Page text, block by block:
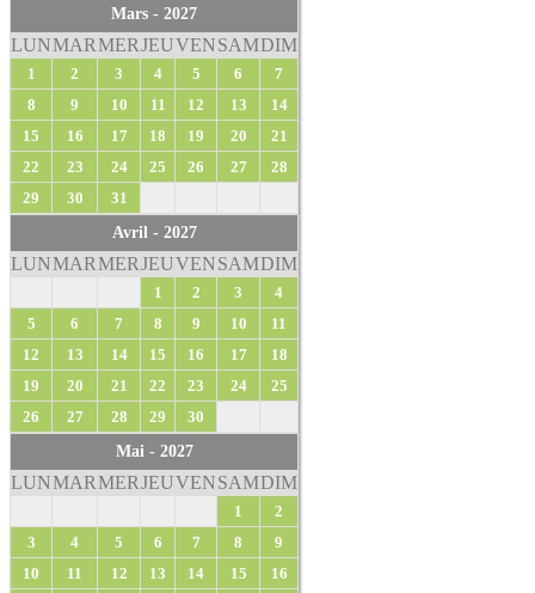
Mars - 2027
LUNMARMERJEUVENSAMDIM
1 2 3 4 5 6
7
8
9 10 11 12 13
14
15
16 17 18 19 20
21
22
23 24 25 26 27
28
29
30
31
Avril - 2027
LUNMARMERJEUVENSAMDIM
1 2 3
4
5
6 7 8 9 10
11
12
13 14 15 16 17
18
19
20 21 22 23 24
25
26
27 28 29
30
Mai - 2027
LUNMARMERJEUVENSAMDIM
1
2
3
4 5 6 7 8
9
10
11 12 13 14 15
16